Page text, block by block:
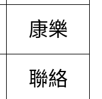
康樂
聯絡